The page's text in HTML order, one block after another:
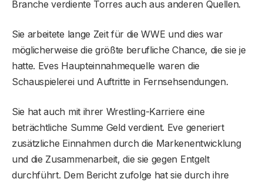
Branche verdiente Torres auch aus anderen Quellen.
Sie arbeitete lange Zeit für die WWE und dies war
möglicherweise die größte berufliche Chance, die sie je
hatte. Eves Haupteinnahmequelle waren die
Schauspielerei und Auftritte in Fernsehsendungen.
Sie hat auch mit ihrer Wrestling-Karriere eine
beträchtliche Summe Geld verdient. Eve generiert
zusätzliche Einnahmen durch die Markenentwicklung
und die Zusammenarbeit, die sie gegen Entgelt
durchführt. Dem Bericht zufolge hat sie durch ihre